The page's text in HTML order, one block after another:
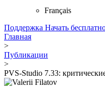
Français
Поддержка Начать
Главная
>
Публикации
>
PVS-Studio 7.33: